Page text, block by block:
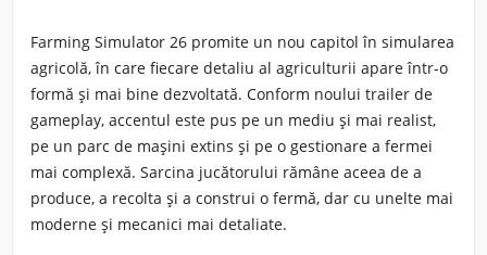
Farming Simulator 26 promite un nou capitol în simularea
agricolă, în care fiecare detaliu al agriculturii apare într-o
formă și mai bine dezvoltată. Conform noului trailer de
gameplay, accentul este pus pe un mediu și mai realist,
pe un parc de mașini extins și pe o gestionare a fermei
mai complexă. Sarcina jucătorului rămâne aceea de a
produce, a recolta și a construi o fermă, dar cu unelte mai
moderne și mecanici mai detaliate.